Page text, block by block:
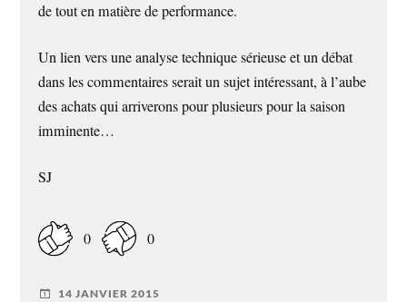
de tout en matière de performance.
Un lien vers une analyse technique sérieuse et un débat
dans les commentaires serait un sujet intéressant, à l’aube
des achats qui arriverons pour plusieurs pour la saison
imminente…
SJ
0 0
14 JANVIER 2015